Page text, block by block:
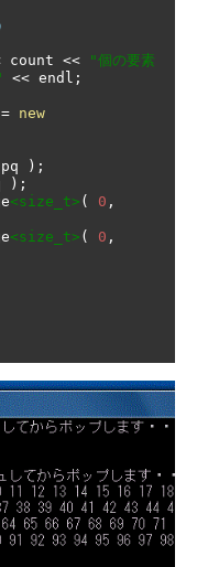
count <<
"個の要素
<< endl ;
= new
pq
);
);
<size_t> ( 0 ,
<size_t> ( 0 ,